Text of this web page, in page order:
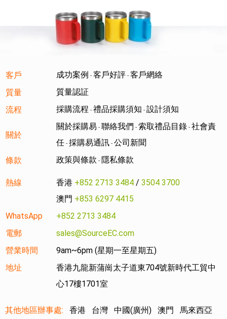
客戶 成功案例 - 客戶好評 - 客戶網絡
質量
質量認証
流程
採購流程 - 禮品採購須知 - 設計須知
關於
關於採購易 - 聯絡我們 - 索取禮品目錄 - 社會責
任 - 採購易通訊 - 公司新聞
條款
政策與條款 - 隱私條款
熱線 香港 +852 2713 3484 / 3504 3700
澳門 +853 6297 4415
WhatsApp
+852 2713 3484
電郵
sales@SourceEC.com
營業時間
9am~6pm (星期一至星期五)
地址
香港九龍新蒲崗太子道東704號新時代工貿中
心17樓1701室
其他地區辦事處: 香港 台灣 中國(廣州) 澳門 馬來西亞